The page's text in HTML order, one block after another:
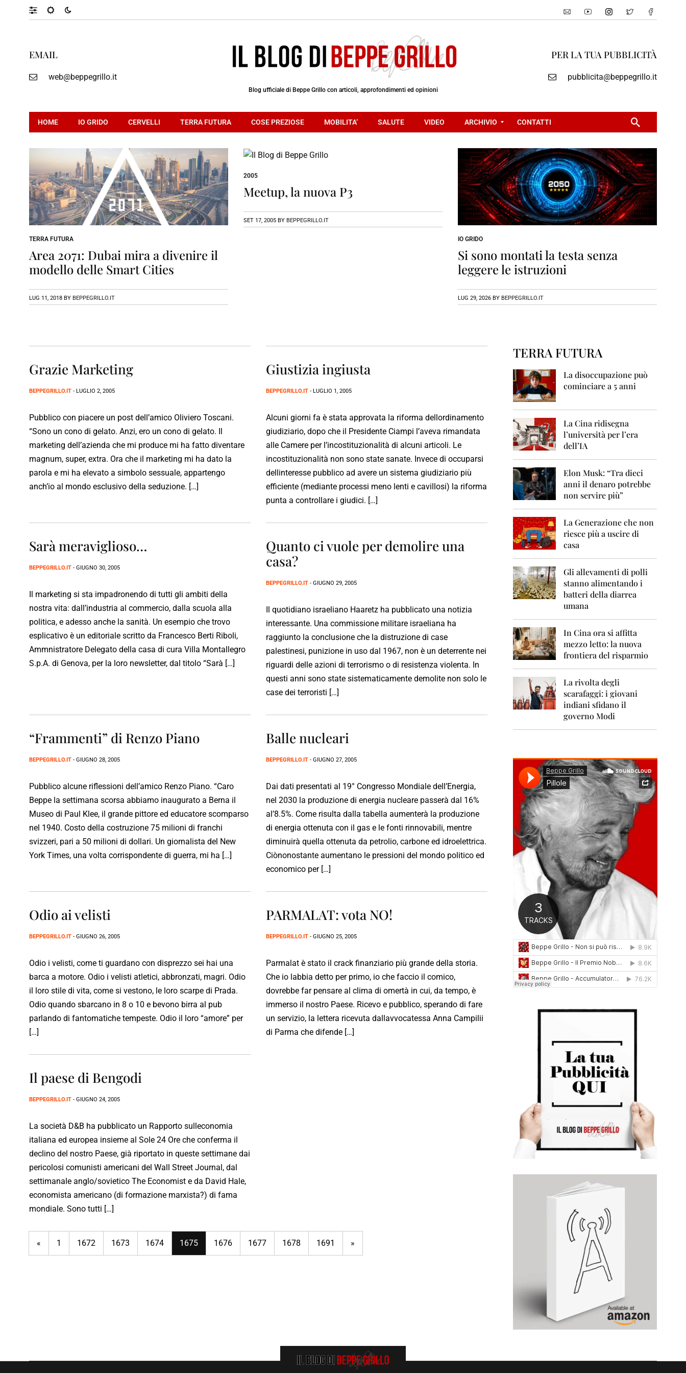
EMAIL
web@beppegrillo.it
Blog ufficiale di Beppe Grillo con articoli, approfondimenti ed opinioni
PER LA TUA PUBBLICITÀ
pubblicita@beppegrillo.it
HOME IO GRIDO CERVELLI TERRA FUTURA COSE PREZIOSE MOBILITA’ SALUTE VIDEO ARCHIVIO
0
0
5
6
2
0
0
2
1
0
0
1
2
2
0
1
0
5
6
CONTATTI
TERRA FUTURA
Area 2071: Dubai mira a divenire il
modello delle Smart Cities
LUG 11, 2018 BY BEPPEGRILLO.IT
2005
Meetup, la nuova P3
SET 17, 2005 BY BEPPEGRILLO.IT
IO GRIDO
Si sono montati la testa senza
leggere le istruzioni
LUG 29, 2026 BY BEPPEGRILLO.IT
Grazie Marketing
BEPPEGRILLO.IT - LUGLIO 2, 2005
Pubblico con piacere un post dell’amico Oliviero Toscani.
“Sono un cono di gelato. Anzi, ero un cono di gelato. Il
marketing dell’azienda che mi produce mi ha fatto diventare
magnum, super, extra. Ora che il marketing mi ha dato la
parola e mi ha elevato a simbolo sessuale, appartengo
anch’io al mondo esclusivo della seduzione. […]
Giustizia ingiusta
BEPPEGRILLO.IT- LUGLIO 1, 2005
Alcuni giorni fa è stata approvata la riforma dellordinamento
giudiziario, dopo che il Presidente Ciampi l’aveva rimandata
alle Camere per l’incostituzionalità di alcuni articoli. Le
incostituzionalità non sono state sanate. Invece di occuparsi
dellinteresse pubblico ad avere un sistema giudiziario più
efficiente (mediante processi meno lenti e cavillosi) la riforma
punta a controllare i giudici. […]
Sarà meraviglioso…
BEPPEGRILLO.IT - GIUGNO 30, 2005
Il marketing si sta impadronendo di tutti gli ambiti della
nostra vita: dall’industria al commercio, dalla scuola alla
politica, e adesso anche la sanità. Un esempio che trovo
esplicativo è un editoriale scritto da Francesco Berti Riboli,
Ammnistratore Delegato della casa di cura Villa Montallegro
S.p.A. di Genova, per la loro newsletter, dal titolo “Sarà […]
Quanto ci vuole per demolire una
casa?
BEPPEGRILLO.IT- GIUGNO 29, 2005
Il quotidiano israeliano Haaretz ha pubblicato una notizia
interessante. Una commissione militare israeliana ha
raggiunto la conclusione che la distruzione di case
palestinesi, punizione in uso dal 1967, non è un deterrente nei
riguardi delle azioni di terrorismo o di resistenza violenta. In
questi anni sono state sistematicamente demolite non solo le
case dei terroristi […]
“Frammenti” di Renzo Piano
BEPPEGRILLO.IT - GIUGNO 28, 2005
Pubblico alcune riflessioni dell’amico Renzo Piano. “Caro
Beppe la settimana scorsa abbiamo inaugurato a Berna il
Museo di Paul Klee, il grande pittore ed educatore scomparso
nel 1940. Costo della costruzione 75 milioni di franchi
svizzeri, pari a 50 milioni di dollari. Un giornalista del New
York Times, una volta corrispondente di guerra, mi ha […]
Balle nucleari
BEPPEGRILLO.IT- GIUGNO 27, 2005
Dai dati presentati al 19° Congresso Mondiale dell’Energia,
nel 2030 la produzione di energia nucleare passerà dal 16%
al’8.5%. Come risulta dalla tabella aumenterà la produzione
di energia ottenuta con il gas e le fonti rinnovabili, mentre
diminuirà quella ottenuta da petrolio, carbone ed idroelettrica.
Ciònonostante aumentano le pressioni del mondo politico ed
economico per […]
Odio ai velisti
BEPPEGRILLO.IT - GIUGNO 26, 2005
Odio i velisti, come ti guardano con disprezzo sei hai una
barca a motore. Odio i velisti atletici, abbronzati, magri. Odio
il loro stile di vita, come si vestono, le loro scarpe di Prada.
Odio quando sbarcano in 8 o 10 e bevono birra al pub
parlando di fantomatiche tempeste. Odio il loro “amore” per
[…]
PARMALAT: vota NO!
BEPPEGRILLO.IT- GIUGNO 25, 2005
Parmalat è stato il crack finanziario più grande della storia.
Che io labbia detto per primo, io che faccio il comico,
dovrebbe far pensare al clima di omertà in cui, da tempo, è
immerso il nostro Paese. Ricevo e pubblico, sperando di fare
un servizio, la lettera ricevuta dallavvocatessa Anna Campilii
di Parma che difende […]
Il paese di Bengodi
BEPPEGRILLO.IT - GIUGNO 24, 2005
La società D&B ha pubblicato un Rapporto sulleconomia
italiana ed europea insieme al Sole 24 Ore che conferma il
declino del nostro Paese, già riportato in queste settimane dai
pericolosi comunisti americani del Wall Street Journal, dal
settimanale anglo/sovietico The Economist e da David Hale,
economista americano (di formazione marxista?) di fama
mondiale. Sono tutti […]
« 1 1672 1673 1674 1675 1676 1677 1678 1691 »
TERRA FUTURA
La disoccupazione può
cominciare a 5 anni
La Cina ridisegna
l’università per l’era
dell’IA
Elon Musk: “Tra dieci
anni il denaro potrebbe
non servire più”
La Generazione che non
riesce più a uscire di
casa
Gli allevamenti di polli
stanno alimentando i
batteri della diarrea
umana
In Cina ora si affitta
mezzo letto: la nuova
frontiera del risparmio
La rivolta degli
scarafaggi: i giovani
indiani sfidano il
governo Modi